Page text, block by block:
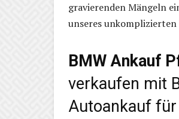
gravierenden Mängeln
unseres unkomplizierten
BMW Ankauf
verkaufen mit
Autoankauf für